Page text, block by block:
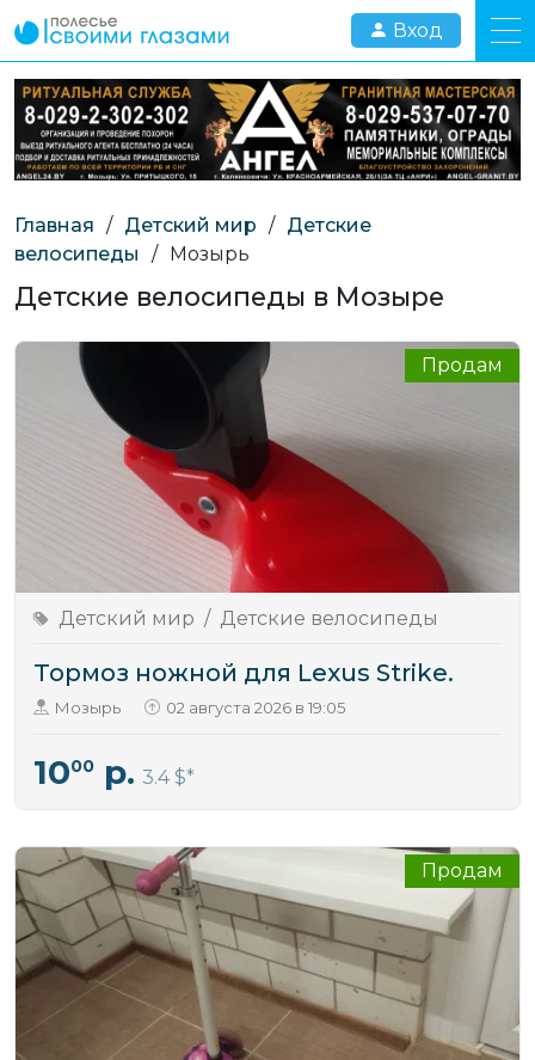
Вход
Главная / Детский мир / Детские
велосипеды
/ Мозырь
Детские велосипеды в Мозыре
Детский мир / Детские велосипеды
Продам
Тормоз ножной для Lexus Strike.
Мозырь 02 августа 2026 в 19:05
1000 р. 3.4 $
Продам